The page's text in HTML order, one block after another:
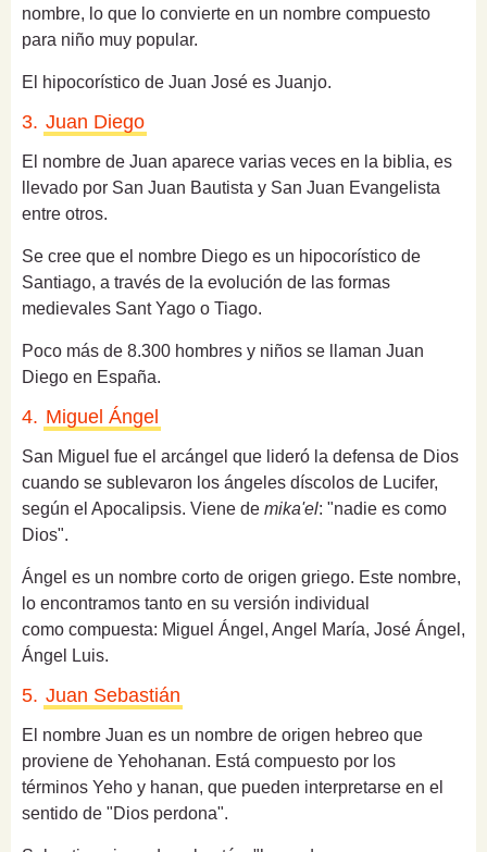
nombre, lo que lo convierte en un nombre compuesto
para niño muy popular.
El hipocorístico de Juan José es Juanjo.
3. Juan Diego
El nombre de Juan aparece varias veces en la biblia, es
llevado por San Juan Bautista y San Juan Evangelista
entre otros.
Se cree que el nombre Diego es un hipocorístico de
Santiago, a través de la evolución de las formas
medievales Sant Yago o Tiago.
Poco más de 8.300 hombres y niños se llaman Juan
Diego en España.
4. Miguel Ángel
San Miguel fue el arcángel que lideró la defensa de Dios
cuando se sublevaron los ángeles díscolos de Lucifer,
según el Apocalipsis. Viene de mika'el: "nadie es como
Dios".
Ángel es un nombre corto de origen griego. Este nombre,
lo encontramos tanto en su versión individual
como compuesta: Miguel Ángel, Angel María, José Ángel,
Ángel Luis.
5. Juan Sebastián
El nombre Juan es un nombre de origen hebreo que
proviene de Yehohanan. Está compuesto por los
términos Yeho y hanan, que pueden interpretarse en el
sentido de "Dios perdona".